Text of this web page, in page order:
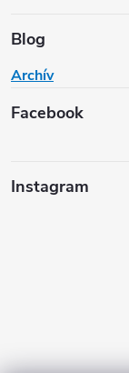
Blog
Archív
Facebook
Instagram